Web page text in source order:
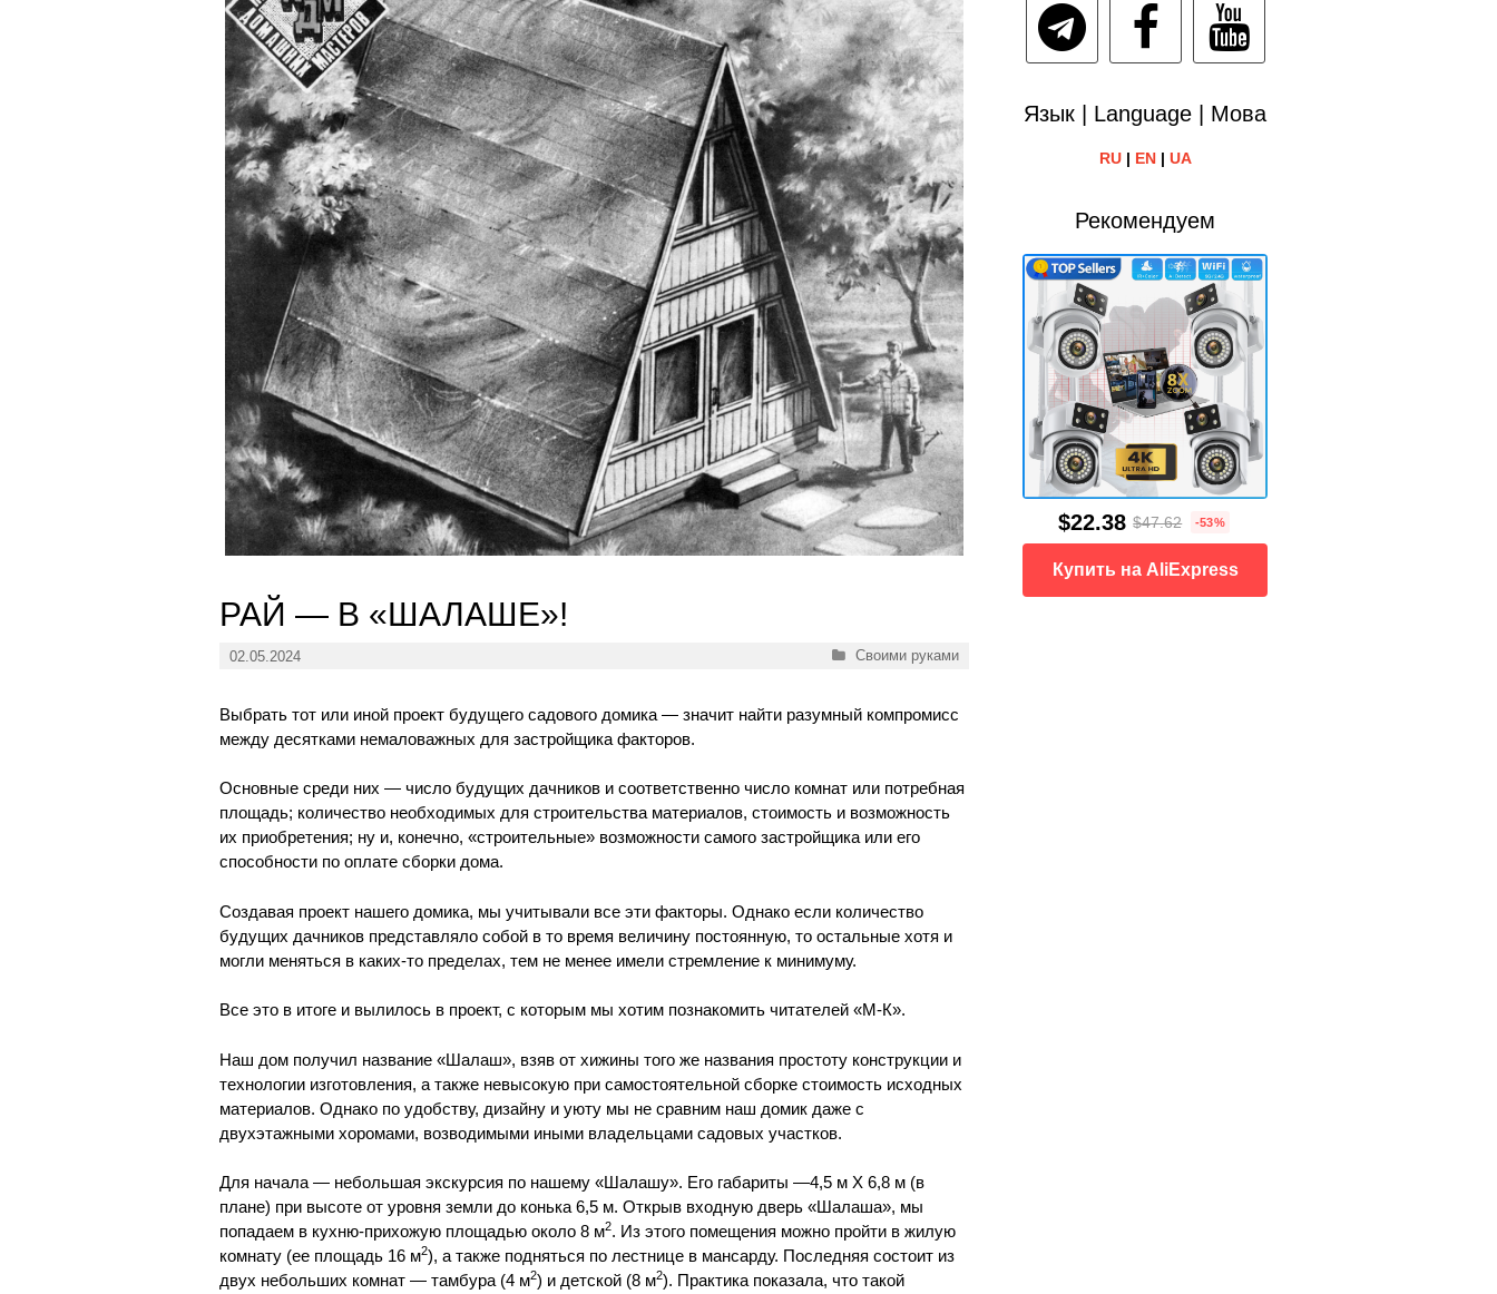
РАЙ — В «ШАЛАШЕ»!
02.05.2024 Рубрики
Своими руками
Выбрать тот или иной проект будущего садового домика — значит найти разумный компромисс
между десятками немаловажных для застройщика факторов.
Основные среди них — число будущих дачников и соответственно число комнат или потребная
площадь; количество необходимых для строительства материалов, стоимость и возможность
их приобретения; ну и, конечно, «строительные» возможности самого застройщика или его
способности по оплате сборки дома.
Создавая проект нашего домика, мы учитывали все эти факторы. Однако если количество
будущих дачников представляло собой в то время величину постоянную, то остальные хотя и
могли меняться в каких-то пределах, тем не менее имели стремление к минимуму.
Все это в итоге и вылилось в проект, с которым мы хотим познакомить читателей «М-К».
Наш дом получил название «Шалаш», взяв от хижины того же названия простоту конструкции и
технологии изготовления, а также невысокую при самостоятельной сборке стоимость исходных
материалов. Однако по удобству, дизайну и уюту мы не сравним наш домик даже с
двухэтажными хоромами, возводимыми иными владельцами садовых участков.
Для начала — небольшая экскурсия по нашему «Шалашу». Его габариты —4,5 м X 6,8 м (в
плане) при высоте от уровня земли до конька 6,5 м. Открыв входную дверь «Шалаша», мы
попадаем в кухню-прихожую площадью около 8 м2. Из этого помещения можно пройти в жилую
комнату (ее площадь 16 м2), а также подняться по лестнице в мансарду. Последняя состоит из
двух небольших комнат — тамбура (4 м2) и детской (8 м2). Практика показала, что такой
Язык | Language | Мова
RU| EN| UA
Рекомендуем
$22.38 $47.62 -53%
Купить на AliExpress